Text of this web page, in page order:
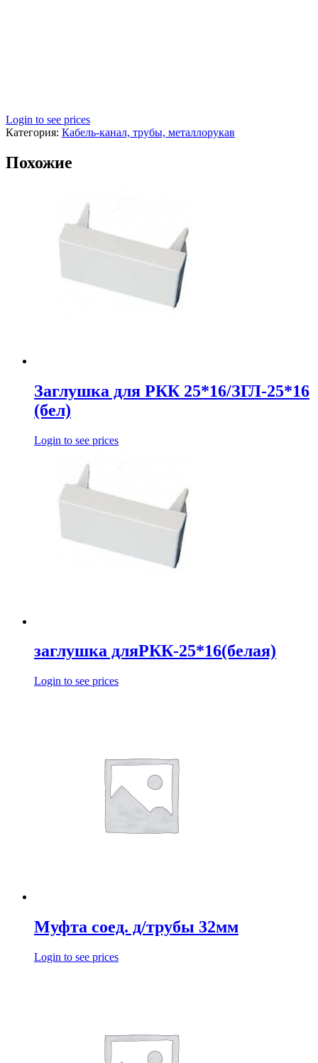
Login to see prices
Категория: Кабель-канал, трубы, металлорукав
Похожие
Заглушка для РКК 25*16/ЗГЛ-25*16
(бел)
Login to see prices
заглушка дляРКК-25*16(белая)
Login to see prices
Муфта соед. д/трубы 32мм
Login to see prices